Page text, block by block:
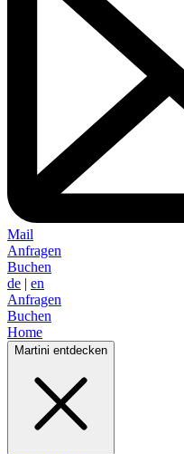
Mail
Anfragen
Buchen
de | en
Anfragen
Buchen
Home
Martini entdecken